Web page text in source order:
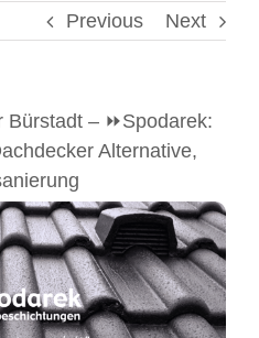
Previous Next
– ⏩Spodarek:
Alternative,